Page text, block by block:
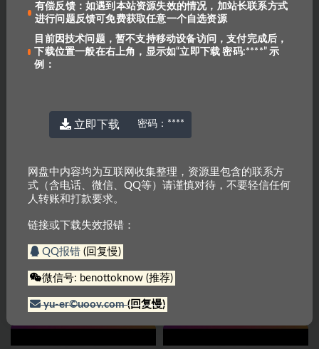
剑桥英语憨爸巫老师剑桥英语KET单词课
相关文章
剑桥少儿英语1～3级
剑桥英语憨爸巫老师剑桥英语KET
单词课
有偿反馈：如遇到本站资源失效的情况，加站长联系方式
进行问题反馈可免费获取任意一个自选资源
目前因技术问题，暂不支持移动设备访问，支付完成后，
下载位置一般在右上角，显示如“立即下载 密码:****” 示
例：
立即下载 密码： ****
网盘中内容均为互联网收集整理，资源里包含的联系方
式（含电话、微信、QQ等）请谨慎对待，不要轻信任何
人转账和打款要求。
链接或下载失效报错：
QQ报错(回复慢)
微信号: benottoknow (推荐)
yu-er©uoov.com(回复慢)